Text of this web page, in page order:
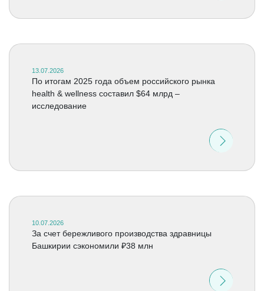
13.07.2026
По итогам 2025 года объем российского рынка
health & wellness составил $64 млрд –
исследование
10.07.2026
За счет бережливого производства здравницы
Башкирии сэкономили ₽38 млн